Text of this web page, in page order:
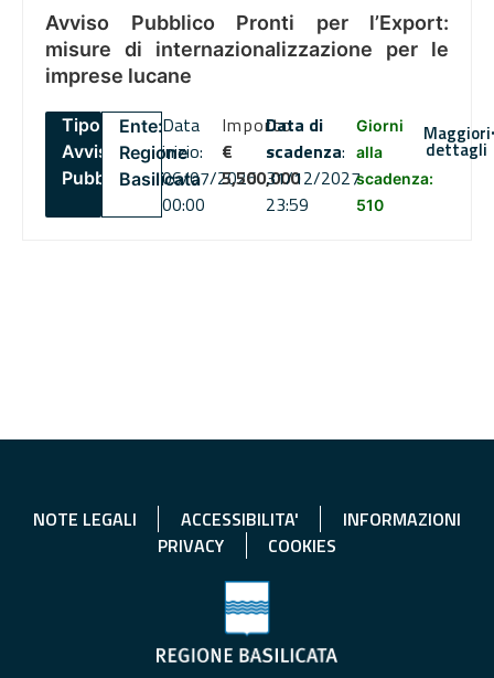
Avviso Pubblico Pronti per l’Export:
misure di internazionalizzazione per le
imprese lucane
Tipo:
Avviso
Pubblico
Ente:
Regione
Basilicata
Data
inizio:
06/07/2026
00:00
Importo
€
5,500,000
Data di
scadenza:
31/12/2027
23:59
Giorni
alla
scadenza:
510
Maggiori
dettagli
NOTE LEGALI ACCESSIBILITA'
INFORMAZIONI
PRIVACY
COOKIES